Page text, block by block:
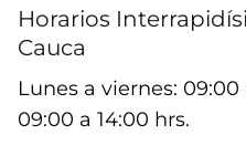
Horarios
Cauca
Lunes a viernes: 09:00
09:00 a 14:00 hrs.